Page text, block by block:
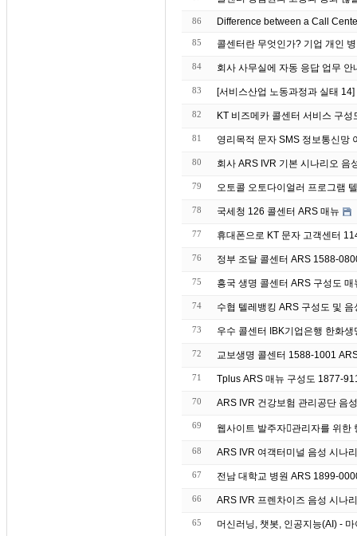
86 Difference between a Call
85 콜센터란 무엇인가? 기업 개인
84 회사 사무실에 자동
83 [서비스산업 노동과정과 실태
82 KT 비즈메카 콜센터 서비스 구성
81 영리목적 문자
80 회사 ARS IVR 기본 시나리오 음
79 오토콜 오토다이얼러 프로그램
78 국세청 126 콜센터 ARS 매뉴
77 휴대폰으로 KT 문자 고객센터
76 정부 조달 콜센터 ARS 1588-
75 흥국 생명 콜센터 ARS 구성도
74 수협 텔레뱅킹 ARS 구성도 및
73 우수 콜센터 IBK기업
72 교보생명 콜센터 1588-1001
71 Tplus ARS 매뉴 구성도 1877-
70 ARS IVR 건강보험 관리공단 음
69
68 ARS IVR 여객터미널 음성 시나
67 전남 대학교 병원 ARS 1899-
66 ARS IVR 프렌차이즈 음성 시나
65 머신러닝, 챗봇, 인공지능(AI) -